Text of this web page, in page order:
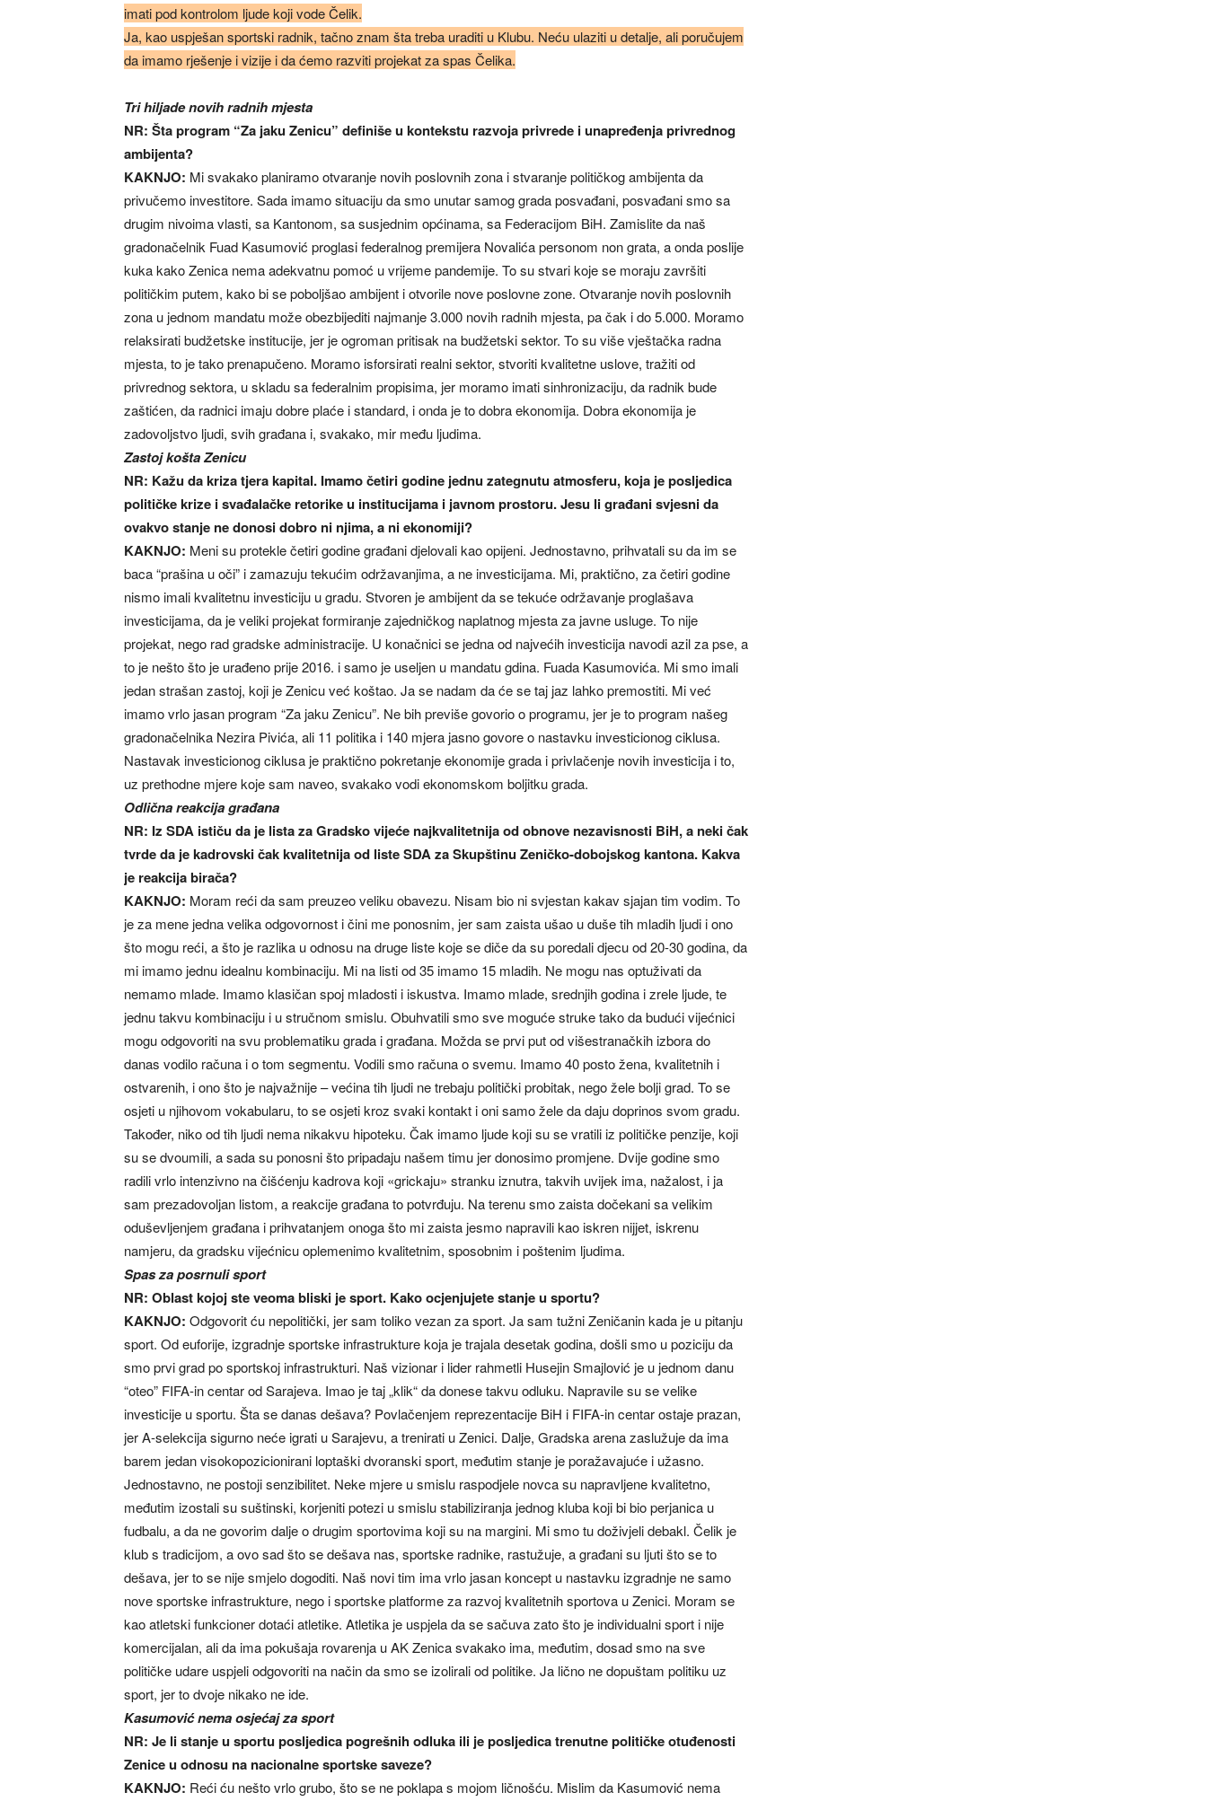
imati pod kontrolom ljude koji vode Čelik.
Ja, kao uspješan sportski radnik, tačno znam šta treba uraditi u Klubu. Neću ulaziti u detalje, ali poručujem
da imamo rješenje i vizije i da ćemo razviti projekat za spas Čelika.
Tri hiljade novih radnih mjesta
NR: Šta program “Za jaku Zenicu” definiše u kontekstu razvoja privrede i unapređenja privrednog
ambijenta?
KAKNJO: Mi svakako planiramo otvaranje novih poslovnih zona i stvaranje političkog ambijenta da
privučemo investitore. Sada imamo situaciju da smo unutar samog grada posvađani, posvađani smo sa
drugim nivoima vlasti, sa Kantonom, sa susjednim općinama, sa Federacijom BiH. Zamislite da naš
gradonačelnik Fuad Kasumović proglasi federalnog premijera Novalića personom non grata, a onda poslije
kuka kako Zenica nema adekvatnu pomoć u vrijeme pandemije. To su stvari koje se moraju završiti
političkim putem, kako bi se poboljšao ambijent i otvorile nove poslovne zone. Otvaranje novih poslovnih
zona u jednom mandatu može obezbijediti najmanje 3.000 novih radnih mjesta, pa čak i do 5.000. Moramo
relaksirati budžetske institucije, jer je ogroman pritisak na budžetski sektor. To su više vještačka radna
mjesta, to je tako prenapučeno. Moramo isforsirati realni sektor, stvoriti kvalitetne uslove, tražiti od
privrednog sektora, u skladu sa federalnim propisima, jer moramo imati sinhronizaciju, da radnik bude
zaštićen, da radnici imaju dobre plaće i standard, i onda je to dobra ekonomija. Dobra ekonomija je
zadovoljstvo ljudi, svih građana i, svakako, mir među ljudima.
Zastoj košta Zenicu
NR: Kažu da kriza tjera kapital. Imamo četiri godine jednu zategnutu atmosferu, koja je posljedica
političke krize i svađalačke retorike u institucijama i javnom prostoru. Jesu li građani svjesni da
ovakvo stanje ne donosi dobro ni njima, a ni ekonomiji?
KAKNJO: Meni su protekle četiri godine građani djelovali kao opijeni. Jednostavno, prihvatali su da im se
baca “prašina u oči” i zamazuju tekućim održavanjima, a ne investicijama. Mi, praktično, za četiri godine
nismo imali kvalitetnu investiciju u gradu. Stvoren je ambijent da se tekuće održavanje proglašava
investicijama, da je veliki projekat formiranje zajedničkog naplatnog mjesta za javne usluge. To nije
projekat, nego rad gradske administracije. U konačnici se jedna od najvećih investicija navodi azil za pse, a
to je nešto što je urađeno prije 2016. i samo je useljen u mandatu gdina. Fuada Kasumovića. Mi smo imali
jedan strašan zastoj, koji je Zenicu već koštao. Ja se nadam da će se taj jaz lahko premostiti. Mi već
imamo vrlo jasan program “Za jaku Zenicu”. Ne bih previše govorio o programu, jer je to program našeg
gradonačelnika Nezira Pivića, ali 11 politika i 140 mjera jasno govore o nastavku investicionog ciklusa.
Nastavak investicionog ciklusa je praktično pokretanje ekonomije grada i privlačenje novih investicija i to,
uz prethodne mjere koje sam naveo, svakako vodi ekonomskom boljitku grada.
Odlična reakcija građana
NR: Iz SDA ističu da je lista za Gradsko vijeće najkvalitetnija od obnove nezavisnosti BiH, a neki čak
tvrde da je kadrovski čak kvalitetnija od liste SDA za Skupštinu Zeničko-dobojskog kantona. Kakva
je reakcija birača?
KAKNJO: Moram reći da sam preuzeo veliku obavezu. Nisam bio ni svjestan kakav sjajan tim vodim. To
je za mene jedna velika odgovornost i čini me ponosnim, jer sam zaista ušao u duše tih mladih ljudi i ono
što mogu reći, a što je razlika u odnosu na druge liste koje se diče da su poredali djecu od 20-30 godina, da
mi imamo jednu idealnu kombinaciju. Mi na listi od 35 imamo 15 mladih. Ne mogu nas optuživati da
nemamo mlade. Imamo klasičan spoj mladosti i iskustva. Imamo mlade, srednjih godina i zrele ljude, te
jednu takvu kombinaciju i u stručnom smislu. Obuhvatili smo sve moguće struke tako da budući vijećnici
mogu odgovoriti na svu problematiku grada i građana. Možda se prvi put od višestranačkih izbora do
danas vodilo računa i o tom segmentu. Vodili smo računa o svemu. Imamo 40 posto žena, kvalitetnih i
ostvarenih, i ono što je najvažnije – većina tih ljudi ne trebaju politički probitak, nego žele bolji grad. To se
osjeti u njihovom vokabularu, to se osjeti kroz svaki kontakt i oni samo žele da daju doprinos svom gradu.
Također, niko od tih ljudi nema nikakvu hipoteku. Čak imamo ljude koji su se vratili iz političke penzije, koji
su se dvoumili, a sada su ponosni što pripadaju našem timu jer donosimo promjene. Dvije godine smo
radili vrlo intenzivno na čišćenju kadrova koji «grickaju» stranku iznutra, takvih uvijek ima, nažalost, i ja
sam prezadovoljan listom, a reakcije građana to potvrđuju. Na terenu smo zaista dočekani sa velikim
oduševljenjem građana i prihvatanjem onoga što mi zaista jesmo napravili kao iskren nijjet, iskrenu
namjeru, da gradsku vijećnicu oplemenimo kvalitetnim, sposobnim i poštenim ljudima.
Spas za posrnuli sport
NR: Oblast kojoj ste veoma bliski je sport. Kako ocjenjujete stanje u sportu?
KAKNJO: Odgovorit ću nepolitički, jer sam toliko vezan za sport. Ja sam tužni Zeničanin kada je u pitanju
sport. Od euforije, izgradnje sportske infrastrukture koja je trajala desetak godina, došli smo u poziciju da
smo prvi grad po sportskoj infrastrukturi. Naš vizionar i lider rahmetli Husejin Smajlović je u jednom danu
“oteo” FIFA-in centar od Sarajeva. Imao je taj „klik“ da donese takvu odluku. Napravile su se velike
investicije u sportu. Šta se danas dešava? Povlačenjem reprezentacije BiH i FIFA-in centar ostaje prazan,
jer A-selekcija sigurno neće igrati u Sarajevu, a trenirati u Zenici. Dalje, Gradska arena zaslužuje da ima
barem jedan visokopozicionirani loptaški dvoranski sport, međutim stanje je poražavajuće i užasno.
Jednostavno, ne postoji senzibilitet. Neke mjere u smislu raspodjele novca su napravljene kvalitetno,
međutim izostali su suštinski, korjeniti potezi u smislu stabiliziranja jednog kluba koji bi bio perjanica u
fudbalu, a da ne govorim dalje o drugim sportovima koji su na margini. Mi smo tu doživjeli debakl. Čelik je
klub s tradicijom, a ovo sad što se dešava nas, sportske radnike, rastužuje, a građani su ljuti što se to
dešava, jer to se nije smjelo dogoditi. Naš novi tim ima vrlo jasan koncept u nastavku izgradnje ne samo
nove sportske infrastrukture, nego i sportske platforme za razvoj kvalitetnih sportova u Zenici. Moram se
kao atletski funkcioner dotaći atletike. Atletika je uspjela da se sačuva zato što je individualni sport i nije
komercijalan, ali da ima pokušaja rovarenja u AK Zenica svakako ima, međutim, dosad smo na sve
političke udare uspjeli odgovoriti na način da smo se izolirali od politike. Ja lično ne dopuštam politiku uz
sport, jer to dvoje nikako ne ide.
Kasumović nema osjećaj za sport
NR: Je li stanje u sportu posljedica pogrešnih odluka ili je posljedica trenutne političke otuđenosti
Zenice u odnosu na nacionalne sportske saveze?
KAKNJO: Reći ću nešto vrlo grubo, što se ne poklapa s mojom ličnošću. Mislim da Kasumović nema